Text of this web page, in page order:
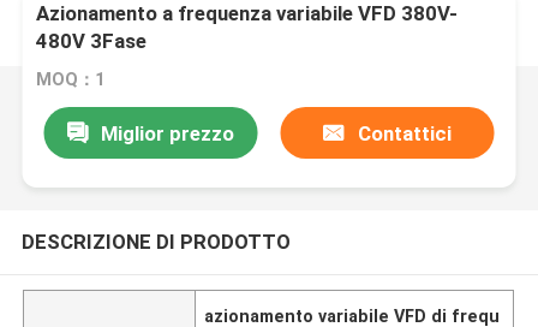
Azionamento a frequenza variabile VFD 380V-
480V 3Fase
MOQ：1
Miglior prezzo Contattici
DESCRIZIONE DI PRODOTTO
azionamento variabile VFD di frequ